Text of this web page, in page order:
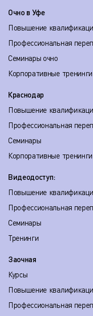
Очно в Уфе
Повышение
Профессиональная
Семинары очно
Корпоративные
Краснодар
Повышение
Профессиональная
Семинары
Корпоративные тренинги
Видеодоступ:
Повышение
Профессиональная
Семинары
Тренинги
Заочная
Курсы
Повышение
Профессиональная